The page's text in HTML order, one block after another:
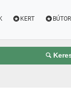
KERT